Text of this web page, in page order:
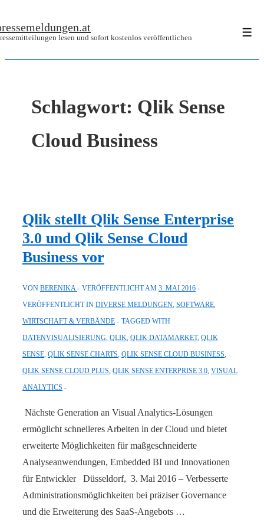
Zum
lesen und sofort kostenlos veröffentlichen
Schlagwort: Qlik Sense
Cloud Business
Qlik stellt Qlik Sense Enterprise
3.0 und Qlik Sense Cloud
Business vor
VON BERENIKA VERÖFFENTLICHT AM 3. MAI 2016
VERÖFFENTLICHT IN DIVERSE MELDUNGEN, SOFTWARE,
WIRTSCHAFT & VERBÄNDE
TAGGED WITH
DATENVISUALISIERUNG, QLIK, QLIK DATAMARKET, QLIK
SENSE, QLIK SENSE CHARTS, QLIK SENSE CLOUD BUSINESS,
QLIK SENSE CLOUD PLUS, QLIK SENSE ENTERPRISE 3.0, VISUAL
ANALYTICS
Nächste Generation an Visual Analytics-Lösungen
ermöglicht schnelleres Arbeiten in der Cloud und bietet
erweiterte Möglichkeiten für maßgeschneiderte
Analyseanwendungen, Embedded BI und Innovationen
für Entwickler Düsseldorf, 3. Mai 2016 – Verbesserte
Administrationsmöglichkeiten bei präziser Governance
und die Erweiterung des SaaS-Angebots …